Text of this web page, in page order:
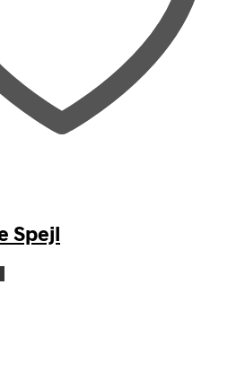
Spejl
Dette